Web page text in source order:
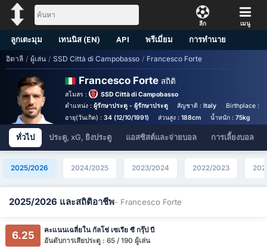
ลีก เมนู
ลูกเตะมุม เทนนิส (EN) API พรีเมี่ยม การทำนาย
อิตาลี / ผู้เล่น / SSD Città di Campobasso / Francesco Forte
Francesco Forte สถิติ
สโมสร :
SSD Città di Campobasso
ตำแหน่ง : ผู้รักษาประตู - ผู้รักษาประตู สัญชาติ :Italy Birthplace :
อายุ(วันเกิด) : 34 (12/10/1991) ส่วนสูง :188cm น้ำหนัก : 75kg
ทั่วไป ประตู, xG, ยิงประตู แอสซิสต์และจ่ายบอล การเลี้ยงบอล
2025/2026 2024/2025 2023/2024 2022/2023
2025/2026 และสถิติอาชีพ- Francesco Forte
6.25
คะแนนเฉลี่ยใน กัลโช่ เซเรีย ซี กรุ๊ป บี
อันดับการเสียประตู : 65 / 190 ผู้เล่น